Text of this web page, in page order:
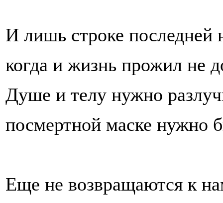
И лишь строке последней
когда и жизнь прожил не
Душе и телу нужно
посмертной маске нужно
Еще не возвращаются к